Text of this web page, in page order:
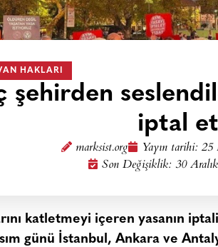
HAKLARI
şehirden
iptal
marksist.org Yayın tarihi: 25
Son Değişiklik: 30
katletmeyi içeren yasanın
günü İstanbul, Ankara ve